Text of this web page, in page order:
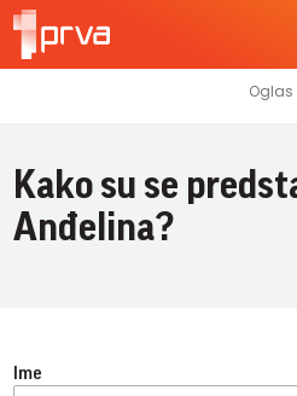
Kako su se
Anđelina?
Ime